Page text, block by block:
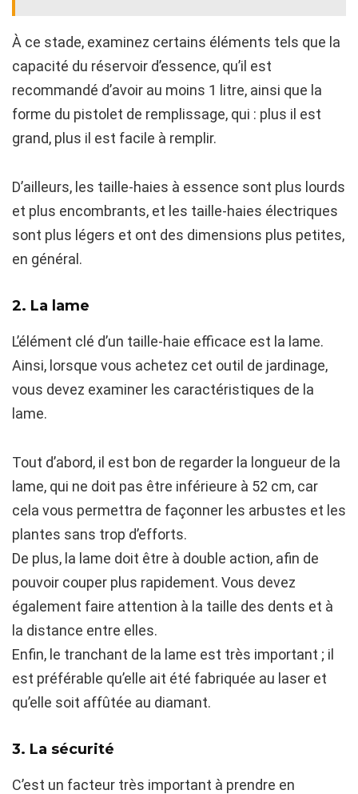
À ce stade, examinez certains éléments tels que la
capacité du réservoir d’essence, qu’il est
recommandé d’avoir au moins 1 litre, ainsi que la
forme du pistolet de remplissage, qui : plus il est
grand, plus il est facile à remplir.
D’ailleurs, les taille-haies à essence sont plus lourds
et plus encombrants, et les taille-haies électriques
sont plus légers et ont des dimensions plus petites,
en général.
2. La lame
L’élément clé d’un taille-haie efficace est la lame.
Ainsi, lorsque vous achetez cet outil de jardinage,
vous devez examiner les caractéristiques de la
lame.
Tout d’abord, il est bon de regarder la longueur de la
lame, qui ne doit pas être inférieure à 52 cm, car
cela vous permettra de façonner les arbustes et les
plantes sans trop d’efforts.
De plus, la lame doit être à double action, afin de
pouvoir couper plus rapidement. Vous devez
également faire attention à la taille des dents et à
la distance entre elles.
Enfin, le tranchant de la lame est très important ; il
est préférable qu’elle ait été fabriquée au laser et
qu’elle soit affûtée au diamant.
3. La sécurité
C’est un facteur très important à prendre en